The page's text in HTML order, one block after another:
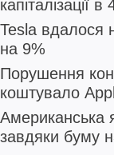
капіталізації
Tesla вдалося
на 9%
Порушення
коштувало
Американська
завдяки буму